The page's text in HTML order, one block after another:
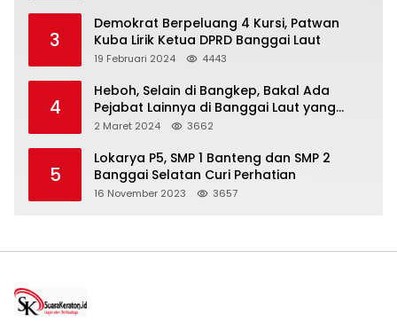
3
Demokrat Berpeluang 4 Kursi, Patwan
Kuba Lirik Ketua DPRD Banggai Laut
19 Februari 2024 4443
4
Heboh, Selain di Bangkep, Bakal Ada
Pejabat Lainnya di Banggai Laut yang
Bakal di Ciduk, Bagini Kata Kapolres!
2 Maret 2024 3662
5
Lokarya P5, SMP 1 Banteng dan SMP 2
Banggai Selatan Curi Perhatian
16 November 2023 3657